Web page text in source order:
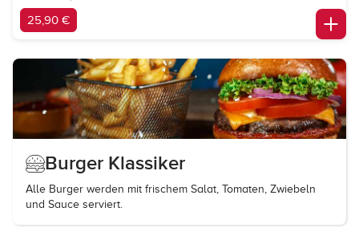
25,90 €
Burger Klassiker
Alle Burger werden mit frischem Salat, Tomaten, Zwiebeln
und Sauce serviert.